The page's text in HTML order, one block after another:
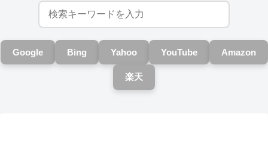
Google Bing Yahoo YouTube Amazon
楽天